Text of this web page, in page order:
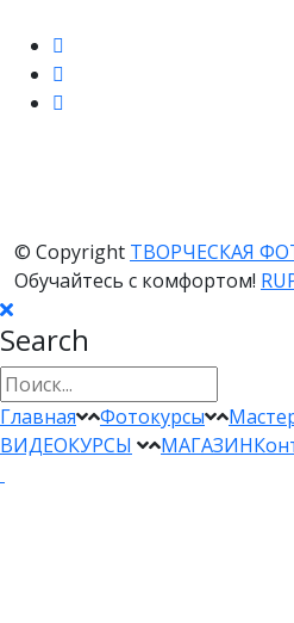
© Copyright ТВОРЧЕСКАЯ
Обучайтесь с комфортом!
Search
Главная Фотокурсы
ВИДЕОКУРСЫ
МАГАЗИН